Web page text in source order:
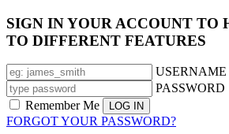
SIGN IN YOUR ACCOUNT TO
TO DIFFERENT FEATURES
USERNAME
PASSWORD
Remember Me
FORGOT YOUR PASSWORD?